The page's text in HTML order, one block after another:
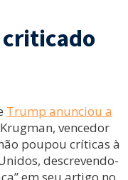
Trump anunciou a
vencedor
poupou críticas à
descrevendo-